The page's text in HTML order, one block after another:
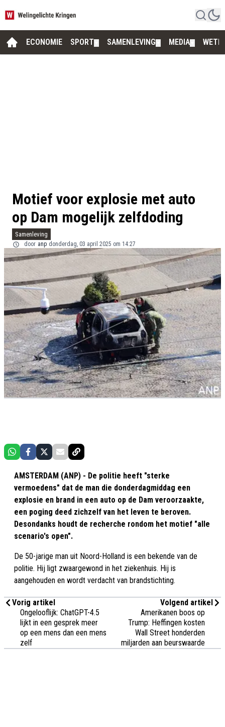
ECONOMIE SPORT SAMENLEVING MEDIA
Motief voor explosie met auto
op Dam mogelijk zelfdoding
Samenleving
door anp donderdag, 03 april 2025 om 14:27
AMSTERDAM (ANP) - De politie heeft "sterke
vermoedens" dat de man die donderdagmiddag een
explosie en brand in een auto op de Dam veroorzaakte,
een poging deed zichzelf van het leven te beroven.
Desondanks houdt de recherche rondom het motief "alle
scenario's open".
De 50-jarige man uit Noord-Holland is een bekende van de
politie. Hij ligt zwaargewond in het ziekenhuis. Hij is
aangehouden en wordt verdacht van brandstichting.
Vorig artikel
Ongelooflijk: ChatGPT-4.5
lijkt in een gesprek meer
op een mens dan een mens
zelf
Volgend artikel
Amerikanen boos op
Trump: Heffingen kosten
Wall Street honderden
miljarden aan beurswaarde